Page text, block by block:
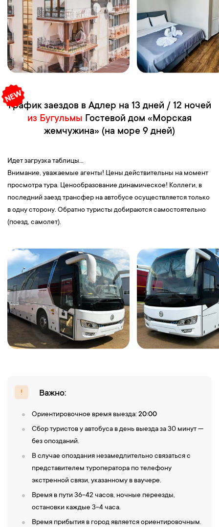
График заездов в Адлер на 13 дней / 12 ночей
из Бугульмы Гостевой дом «Морская
жемчужина» (на море 9 дней)
Идет загрузка таблицы...
Внимание, уважаемые агенты! Цены действительны на момент
просмотра тура. Ценообразование динамическое! Коллеги, в
последний заезд трансфер на автобусе осуществляется только
в одну сторону. Обратно туристы добираются самостоятельно
(поезд, самолет).
Важно:
Ориентировочное время выезда: 20:00
Сбор туристов у автобуса в день выезда за 30 минут —
без опозданий.
В случае опоздания незамедлительно связаться с
представителем туроператора по телефону
экстренной связи, указанному в ваучере.
Время в пути 36-42 часов, ночные переезды,
остановки каждые 3-4 часа.
Время прибытия в город является ориентировочным.